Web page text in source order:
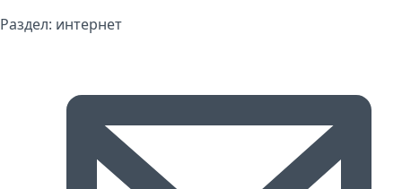
Раздел: интернет